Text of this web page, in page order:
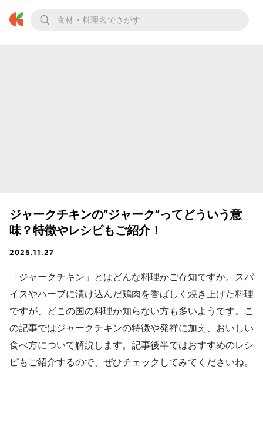
ジャークチキンの”ジャーク”ってどういう意
味？特徴やレシピもご紹介！
2025.11.27
「ジャークチキン」とはどんな料理かご存知ですか。スパ
イスやハーブに漬け込んだ鶏肉を香ばしく焼き上げた料理
ですが、どこの国の料理か知らない方も多いようです。こ
の記事ではジャークチキンの特徴や発祥に加え、おいしい
食べ方について解説します。記事後半ではおすすめのレシ
ピもご紹介するので、ぜひチェックしてみてくださいね。